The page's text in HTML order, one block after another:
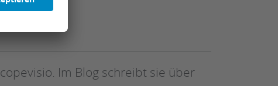
Im Blog schreibt sie über